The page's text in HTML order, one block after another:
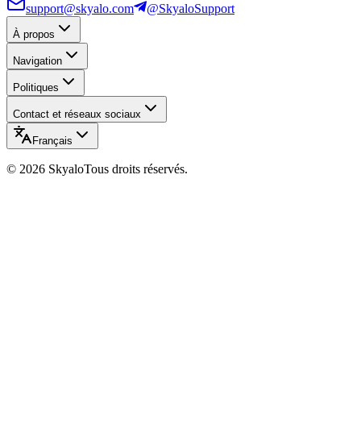
support@skyalo.com @SkyaloSupport
À propos
Navigation
Politiques
Contact et réseaux sociaux
Français
© 2026 SkyaloTous droits réservés.